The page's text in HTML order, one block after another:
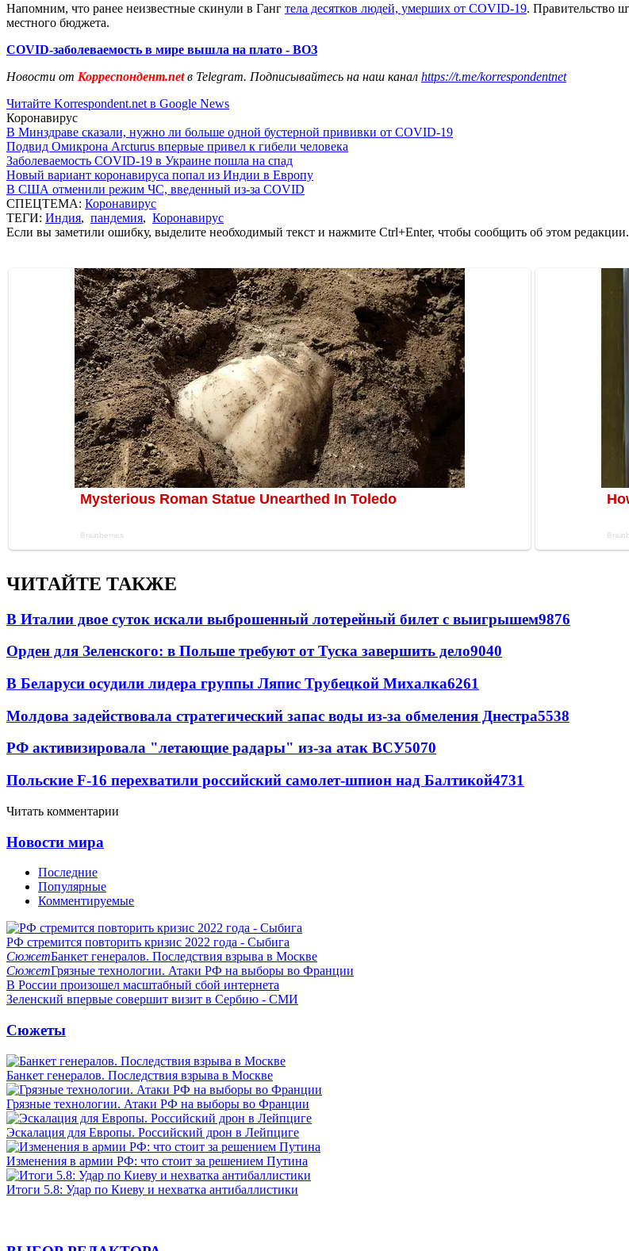
Напомним, что ранее неизвестные скинули в Ганг тела десятков людей, умерших от COVID-19. Правительство
местного бюджета.
COVID-заболеваемость в мире вышла на плато - ВОЗ
Новости от Корреспондент.netв Telegram. Подписывайтесь на наш канал https://t.me/korrespondentnet
Читайте Korrespondent.net в Google News
Коронавирус
В Минздраве сказали, нужно ли больше одной бустерной прививки от COVID-19
Подвид Омикрона Arcturus впервые привел к гибели человека
Заболеваемость COVID-19 в Украине пошла на спад
Новый вариант коронавируса попал из Индии в Европу
В США отменили режим ЧС, введенный из-за COVID
СПЕЦТЕМА: Коронавирус
ТЕГИ: Индия, пандемия, Коронавирус
Если вы заметили ошибку, выделите необходимый текст и нажмите Ctrl+Enter, чтобы сообщить об этом редакции.
ЧИТАЙТЕ ТАКЖЕ
В Италии двое суток искали выброшенный лотерейный билет с выигрышем9876
Орден для Зеленского: в Польше требуют от Туска завершить дело9040
В Беларуси осудили лидера группы Ляпис Трубецкой Михалка6261
Молдова задействовала стратегический запас воды из-за обмеления Днестра5538
РФ активизировала "летающие радары" из-за атак ВСУ5070
Польские F-16 перехватили российский самолет-шпион над Балтикой4731
Читать комментарии
Новости мира
Последние
Популярные
Комментируемые
РФ стремится повторить кризис 2022 года - Сыбига
СюжетБанкет генералов. Последствия взрыва в Москве
СюжетГрязные технологии. Атаки РФ на выборы во Франции
В России произошел масштабный сбой интернета
Зеленский впервые совершит визит в Сербию - СМИ
Сюжеты
Банкет генералов. Последствия взрыва в Москве
Грязные технологии. Атаки РФ на выборы во Франции
Эскалация для Европы. Российский дрон в Лейпциге
Изменения в армии РФ: что стоит за решением Путина
Итоги 5.8: Удар по Киеву и нехватка антибаллистики